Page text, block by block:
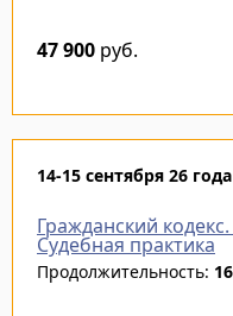
47 900 руб.
14-15 сентября 26 года
Гражданский
Судебная практика
Продолжительность: